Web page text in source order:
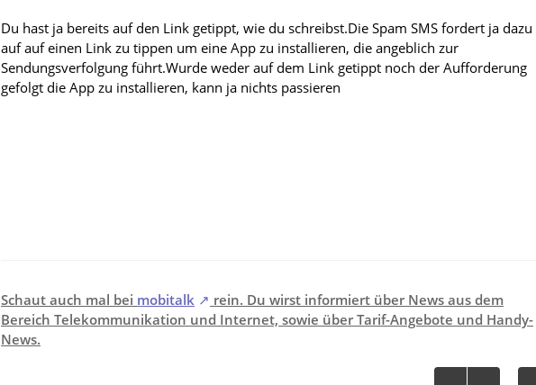
Du hast ja bereits auf den Link getippt, wie du schreibst.Die Spam SMS fordert ja dazu
auf auf einen Link zu tippen um eine App zu installieren, die angeblich zur
Sendungsverfolgung führt.Wurde weder auf dem Link getippt noch der Aufforderung
gefolgt die App zu installieren, kann ja nichts passieren
Schaut auch mal bei mobitalk
rein. Du wirst informiert über News aus dem
Bereich Telekommunikation und Internet, sowie über Tarif-Angebote und Handy-
News.